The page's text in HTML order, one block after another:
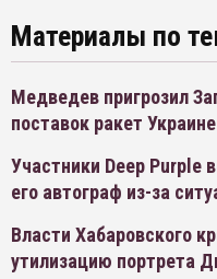
Материалы по
Медведев пригрозил
поставок ракет Украине
Участники Deep
его автограф из-за
Власти Хабаровского
утилизацию портрета